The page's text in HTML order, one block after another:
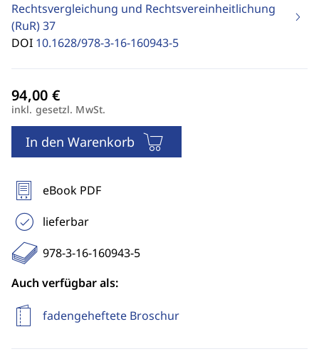
Rechtsvergleichung und Rechtsvereinheitlichung
(RuR)37
DOI 10.1628/978-3-16-160943-5
inkl. gesetzl. MwSt.
In den Warenkorb
eBook PDF
lieferbar
978-3-16-160943-5
Auch verfügbar als:
fadengeheftete Broschur